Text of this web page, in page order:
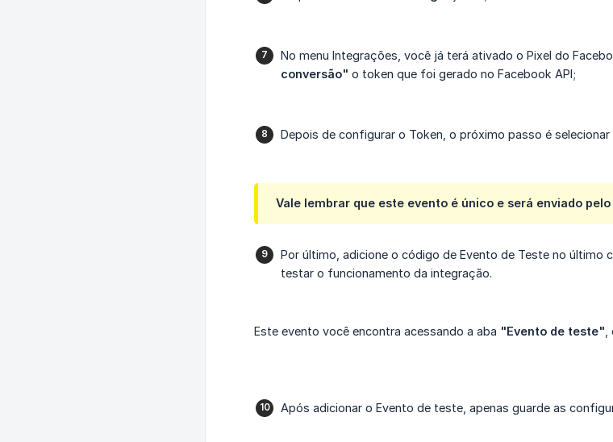
No menu Integrações, você já terá ativado o Pixel do
conversão" o token que foi gerado no Facebook API;
Depois de configurar o Token, o próximo passo é
Vale lembrar que este evento é único e será enviado
Por último, adicione o código de Evento de Teste no último
testar o funcionamento da integração.
Este evento você encontra acessando a aba "Evento de teste"
Após adicionar o Evento de teste, apenas guarde as